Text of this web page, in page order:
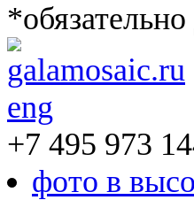
eng
+7 495 973
фото в